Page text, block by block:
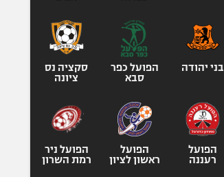
אופניים
ספורט מוטורי
כדורמים
בייסבול MLB
ספורט אתגרי
אומנויות לחימה
בני יהודה
הפועל כפר
סבא
סקציה נס
ציונה
הפועל
רעננה
הפועל
ראשון לציון
הפועל ניר
רמת השרון